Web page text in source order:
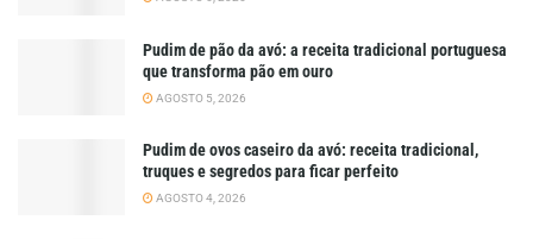
Pudim de pão da avó: a receita tradicional portuguesa
que transforma pão em ouro
AGOSTO 5, 2026
Pudim de ovos caseiro da avó: receita tradicional,
truques e segredos para ficar perfeito
AGOSTO 4, 2026